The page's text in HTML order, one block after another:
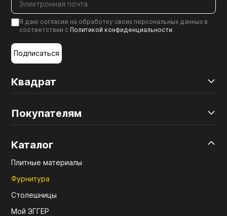
Квадрат
Покупателям
Каталог
Плитные материалы
Фурнитура
Столешницы
Мой ЭГГЕР
Я даю согласие на обработку своих персональных данных в
соответствии с Политикой конфиденциальности.
Подписаться